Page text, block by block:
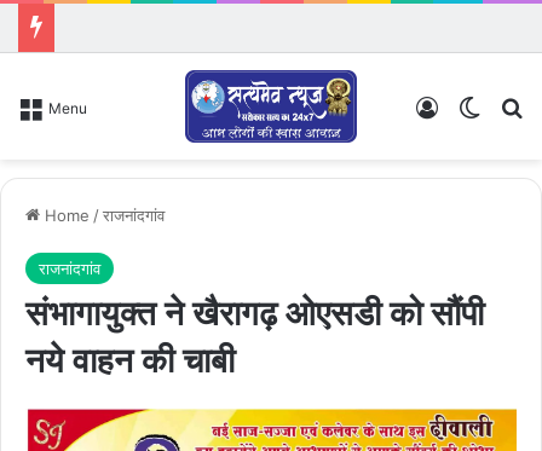
Menu Log In
Home /राजनांदगांव
राजनांदगांव
संभागायुक्त ने खैरागढ़ ओएसडी को सौंपी
नये वाहन की चाबी